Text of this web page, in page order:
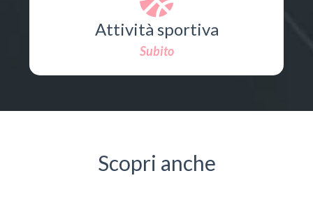
Attività sportiva
Subito
Scopri anche